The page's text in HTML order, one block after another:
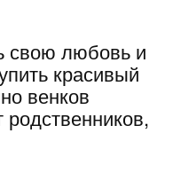
свою любовь и
красивый
венков
родственников,